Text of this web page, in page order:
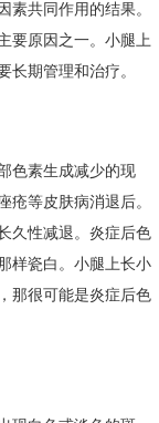
素共同作用的结果。
要原因之一。小腿上
长期管理和治疗。
色素生成减少的现
疮等皮肤病消退后。
久性减退。炎症后色
样瓷白。小腿上长小
那很可能是炎症后色